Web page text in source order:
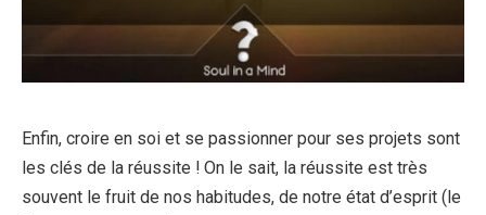
Enfin, croire en soi et se passionner pour ses projets sont
les clés de la réussite ! On le sait, la réussite est très
souvent le fruit de nos habitudes, de notre état d’esprit (le